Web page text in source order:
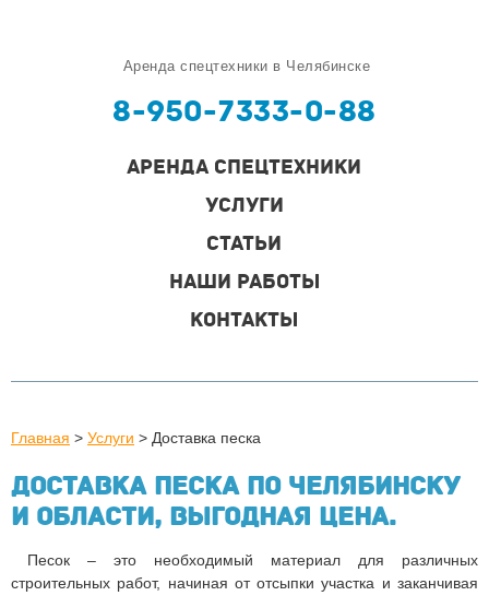
Аренда спецтехники в Челябинске
8-950-7333-0-88
АРЕНДА СПЕЦТЕХНИКИ
УСЛУГИ
СТАТЬИ
НАШИ РАБОТЫ
КОНТАКТЫ
Главная > Услуги > Доставка песка
Доставка песка по Челябинску
и области, выгодная цена.
Песок – это необходимый материал для различных
строительных работ, начиная от отсыпки участка и заканчивая